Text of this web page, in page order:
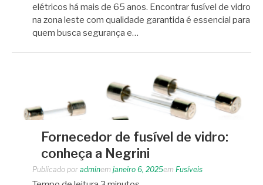
elétricos há mais de 65 anos. Encontrar fusível de vidro
na zona leste com qualidade garantida é essencial para
quem busca segurança e…
Fornecedor de fusível de vidro:
conheça a Negrini
Publicado por adminem janeiro 6, 2025em Fusíveis